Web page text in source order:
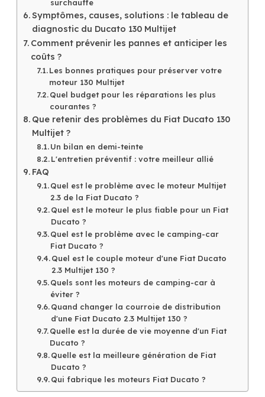
surchauffe
Symptômes, causes, solutions : le tableau de
diagnostic du Ducato 130 Multijet
Comment prévenir les pannes et anticiper les
coûts ?
Les bonnes pratiques pour préserver votre
moteur 130 Multijet
Quel budget pour les réparations les plus
courantes ?
Que retenir des problèmes du Fiat Ducato 130
Multijet ?
Un bilan en demi-teinte
L'entretien préventif : votre meilleur allié
FAQ
Quel est le problème avec le moteur Multijet
2.3 de la Fiat Ducato ?
Quel est le moteur le plus fiable pour un Fiat
Ducato ?
Quel est le problème avec le camping-car
Fiat Ducato ?
Quel est le couple moteur d'une Fiat Ducato
2.3 Multijet 130 ?
Quels sont les moteurs de camping-car à
éviter ?
Quand changer la courroie de distribution
d'une Fiat Ducato 2.3 Multijet 130 ?
Quelle est la durée de vie moyenne d'un Fiat
Ducato ?
Quelle est la meilleure génération de Fiat
Ducato ?
Qui fabrique les moteurs Fiat Ducato ?